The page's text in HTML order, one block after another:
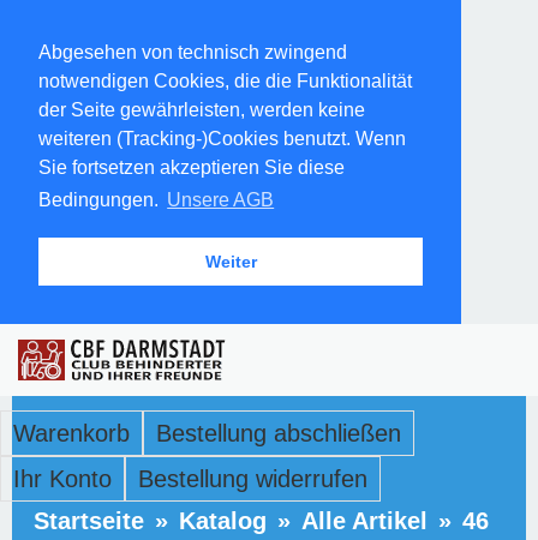
Abgesehen von technisch zwingend
notwendigen Cookies, die die Funktionalität
der Seite gewährleisten, werden keine
weiteren (Tracking-)Cookies benutzt. Wenn
Sie fortsetzen akzeptieren Sie diese
Bedingungen. Unsere AGB
Weiter
Warenkorb
Bestellung abschließen
Ihr Konto
Bestellung widerrufen
Startseite » Katalog » Alle Artikel » 46